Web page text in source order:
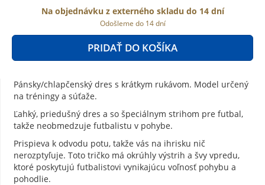
Na objednávku z externého skladu do 14 dní
Odošleme do 14 dní
PRIDAŤ DO KOŠÍKA
Pánsky/chlapčenský dres s krátkym rukávom. Model určený
na tréningy a súťaže.
Ľahký, priedušný dres a so špeciálnym strihom pre futbal,
takže neobmedzuje futbalistu v pohybe.
Prispieva k odvodu potu, takže vás na ihrisku nič
nerozptyľuje. Toto tričko má okrúhly výstrih a švy vpredu,
ktoré poskytujú futbalistovi vynikajúcu voľnosť pohybu a
pohodlie.